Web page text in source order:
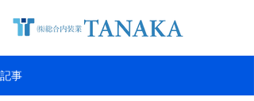
記事